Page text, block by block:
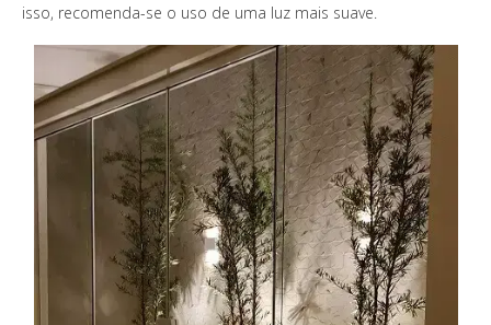
isso, recomenda-se o uso de uma luz mais suave.